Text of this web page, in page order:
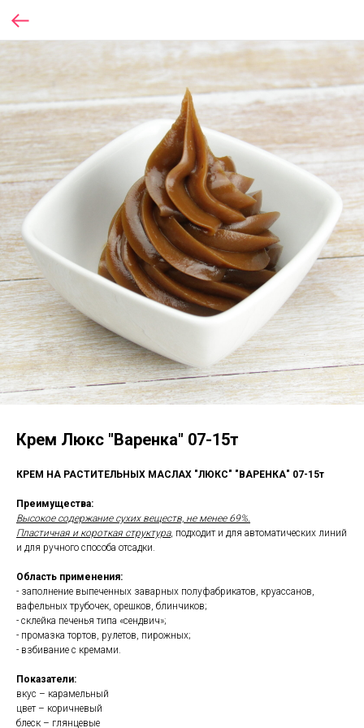
Крем Люкс "Варенка" 07-15т
КРЕМ НА РАСТИТЕЛЬНЫХ МАСЛАХ "ЛЮКС" "ВАРЕНКА" 07-15т
Преимущества:
Высокое содержание сухих веществ, не менее 69%.
Пластичная и короткая структура, подходит и для автоматических линий
и для ручного способа отсадки.
Область применения:
- заполнение выпеченных заварных полуфабрикатов, круассанов,
вафельных трубочек, орешков, блинчиков;
- склейка печенья типа «сендвич»;
- промазка тортов, рулетов, пирожных;
- взбивание с кремами.
Показатели:
вкус – карамельный
цвет – коричневый
блеск – глянцевые